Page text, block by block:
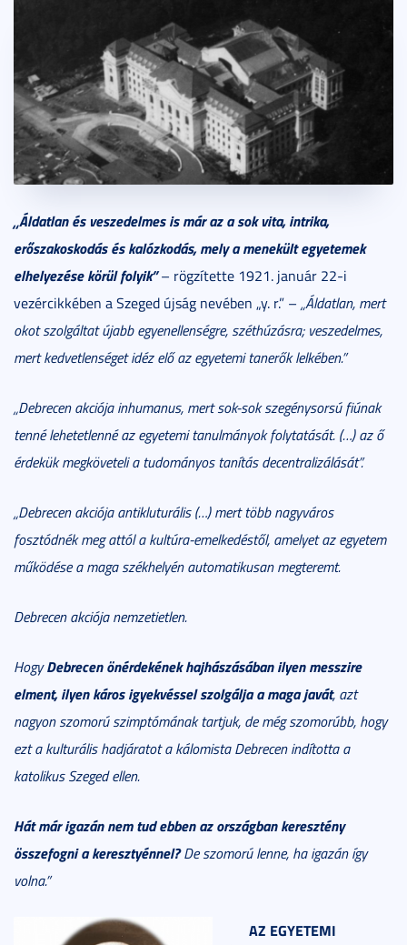
„Áldatlan és veszedelmes is már az a sok vita, intrika,
erőszakoskodás és kalózkodás, mely a menekült egyetemek
elhelyezése körül folyik”– rögzítette 1921. január 22-i
vezércikkében a Szeged újság nevében „y. r.” – „Áldatlan, mert
okot szolgáltat újabb egyenellenségre, széthúzásra; veszedelmes,
mert kedvetlenséget idéz elő az egyetemi tanerők lelkében.”
„Debrecen akciója inhumanus, mert sok-sok szegénysorsú fiúnak
tenné lehetetlenné az egyetemi tanulmányok folytatását. (…) az ő
érdekük megköveteli a tudományos tanítás decentralizálását”.
„Debrecen akciója antikluturális (…) mert több nagyváros
fosztódnék meg attól a kultúra-emelkedéstől, amelyet az egyetem
működése a maga székhelyén automatikusan megteremt.
Debrecen akciója nemzetietlen.
HogyDebrecen önérdekének hajhászásában ilyen messzire
elment, ilyen káros igyekvéssel szolgálja a maga javát, azt
nagyon szomorú szimptómának tartjuk, de még szomorúbb, hogy
ezt a kulturális hadjáratot a kálomista Debrecen indította a
katolikus Szeged ellen.
Hát már igazán nem tud ebben az országban keresztény
összefogni a keresztyénnel? De szomorú lenne, ha igazán így
volna.”
AZ EGYETEMI